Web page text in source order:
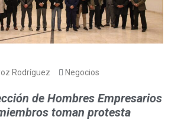
Rodríguez Negocios
de Hombres Empresarios
toman protesta